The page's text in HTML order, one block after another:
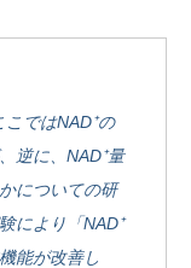
ではNAD⁺の
逆に、NAD⁺量
についての研
により「NAD⁺
能が改善し